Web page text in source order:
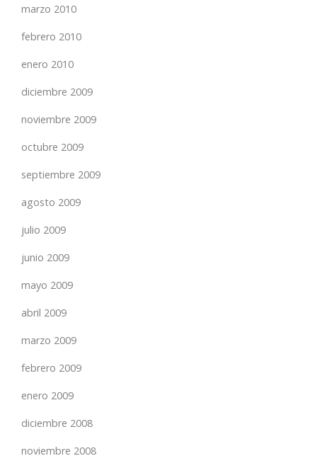
marzo 2010
febrero 2010
enero 2010
diciembre 2009
noviembre 2009
octubre 2009
septiembre 2009
agosto 2009
julio 2009
junio 2009
mayo 2009
abril 2009
marzo 2009
febrero 2009
enero 2009
diciembre 2008
noviembre 2008